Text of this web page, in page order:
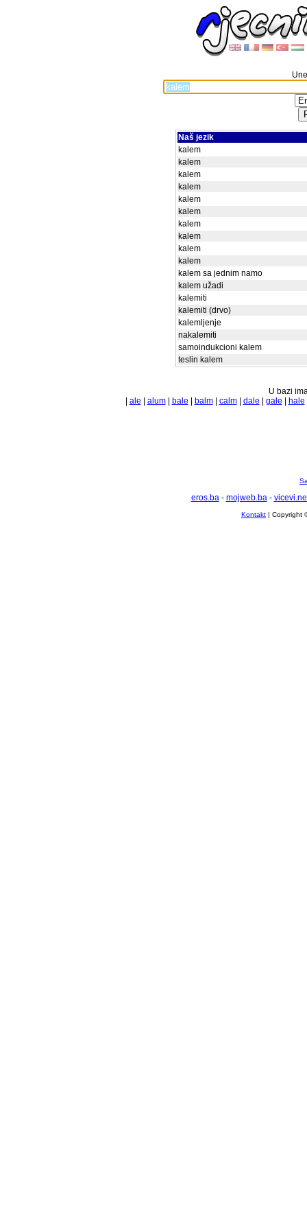
Naš jezik
kalem
kalem
kalem
kalem
kalem
kalem
kalem
kalem
kalem
kalem
kalem sa jednim namo
kalem užadi
kalemiti
kalemiti (drvo)
kalemljenje
nakalemiti
samoindukcioni kalem
teslin kalem
U bazi
ale alum| bale balm| calm| dale gale hale
eros.ba- mojweb.ba-
Kontakt | Copyright